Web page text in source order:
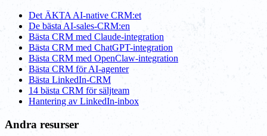
Det ÄKTA AI-native CRM:et
De bästa AI-sales-CRM:en
Bästa CRM med Claude-integration
Bästa CRM med ChatGPT-integration
Bästa CRM med OpenClaw-integration
Bästa CRM för AI-agenter
Bästa LinkedIn-CRM
14 bästa CRM för säljteam
Hantering av LinkedIn-inbox
Andra resurser